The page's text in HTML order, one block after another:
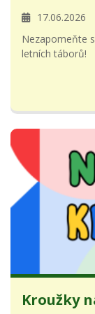
17.06.2026
Nezapomeňte
letních táborů!
Kroužky